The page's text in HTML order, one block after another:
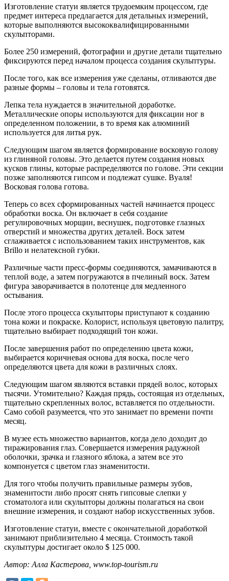
Изготовление статуи является трудоемким процессом, где
предмет интереса предлагается для детальных измерений,
которые выполняются высококвалифицированными
скульпторами.
Более 250 измерений, фотографии и другие детали тщательно
фиксируются перед началом процесса создания скульптуры.
После того, как все измерения уже сделаны, отливаются две
разные формы – головы и тела готовятся.
Лепка тела нуждается в значительной доработке.
Металлические опоры используются для фиксации ног в
определенном положении, в то время как алюминий
используется для литья рук.
Следующим шагом является формирование восковую голову
из глиняной головы. Это делается путем создания новых
кусков глины, которые распределяются по голове. Эти секции
позже заполняются гипсом и подлежат сушке. Вуаля!
Восковая голова готова.
Теперь со всех сформированных частей начинается процесс
обработки воска. Он включает в себя создание
регулировочных морщин, веснушек, подготовке глазных
отверстий и множества других деталей. Воск затем
сглаживается с использованием таких инструментов, как
Brillo и нелатексной губки.
Различные части пресс-формы соединяются, замачиваются в
теплой воде, а затем погружаются в пчелиный воск. Затем
фигура заворачивается в полотенце для медленного
остывания.
После этого процесса скульпторы приступают к созданию
тона кожи и покраске. Колорист, используя цветовую палитру,
тщательно выбирает подходящий тон кожи.
После завершения работ по определению цвета кожи,
выбирается коричневая основа для воска, после чего
определяются цвета для кожи в различных слоях.
Следующим шагом являются вставки прядей волос, которых
тысячи. Утомительно? Каждая прядь, состоящая из отдельных,
тщательно скрепленных волос, вставляется по отдельности.
Само собой разумеется, что это занимает по времени почти
месяц.
В музее есть множество вариантов, когда дело доходит до
тиражирования глаз. Совершается измерения радужной
оболочки, зрачка и глазного яблока, а затем все это
компонуется с цветом глаз знаменитости.
Для того чтобы получить правильные размеры зубов,
знаменитости либо просят снять гипсовые слепки у
стоматолога или скульпторы должны полагаться на свои
внешние измерения, и создают набор искусственных зубов.
Изготовление статуи, вместе с окончательной доработкой
занимают приблизительно 4 месяца. Стоимость такой
скульптуры достигает около $ 125 000.
Автор: Алла Кастерова, www.top-tourism.ru